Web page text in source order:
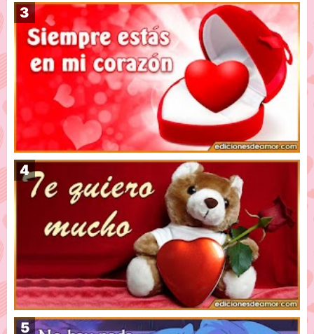
Imágenes de Amor 2023
Siempre estás en mi corazón con letras